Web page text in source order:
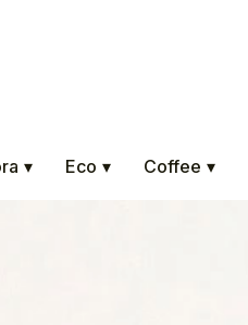
▾ Eco ▾ Coffee ▾